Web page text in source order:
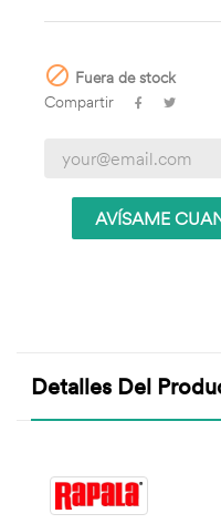
 Fuera de stock
Compartir
AVÍSAME
Detalles Del